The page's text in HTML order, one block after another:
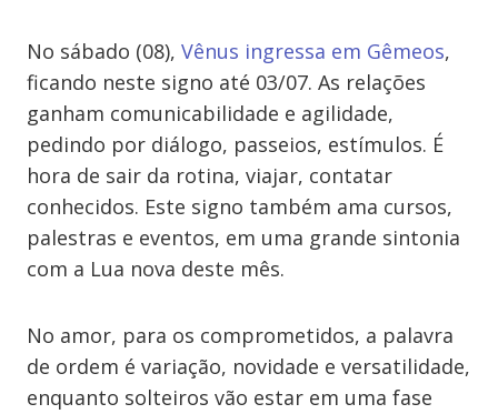
No sábado (08), Vênus ingressa em Gêmeos,
ficando neste signo até 03/07. As relações
ganham comunicabilidade e agilidade,
pedindo por diálogo, passeios, estímulos. É
hora de sair da rotina, viajar, contatar
conhecidos. Este signo também ama cursos,
palestras e eventos, em uma grande sintonia
com a Lua nova deste mês.
No amor, para os comprometidos, a palavra
de ordem é variação, novidade e versatilidade,
enquanto solteiros vão estar em uma fase